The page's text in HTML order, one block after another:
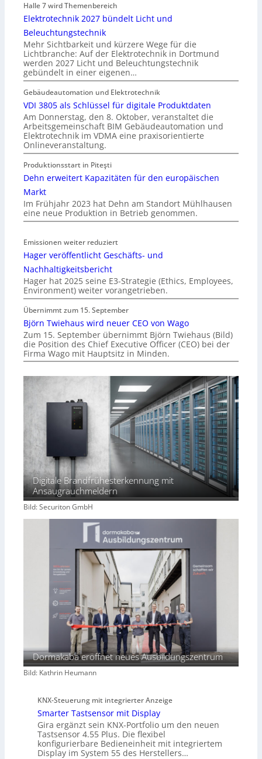
Halle 7 wird Themenbereich
Elektrotechnik 2027 bündelt Licht und
Beleuchtungstechnik
Mehr Sichtbarkeit und kürzere Wege für die
Lichtbranche: Auf der Elektrotechnik in Dortmund
werden 2027 Licht und Beleuchtungstechnik
gebündelt in einer eigenen…
Gebäudeautomation und Elektrotechnik
VDI 3805 als Schlüssel für digitale Produktdaten
Am Donnerstag, den 8. Oktober, veranstaltet die
Arbeitsgemeinschaft BIM Gebäudeautomation und
Elektrotechnik im VDMA eine praxisorientierte
Onlineveranstaltung.
Produktionsstart in Piteşti
Dehn erweitert Kapazitäten für den europäischen
Markt
Im Frühjahr 2023 hat Dehn am Standort Mühlhausen
eine neue Produktion in Betrieb genommen.
Emissionen weiter reduziert
Hager veröffentlicht Geschäfts- und
Nachhaltigkeitsbericht
Hager hat 2025 seine E3-Strategie (Ethics, Employees,
Environment) weiter vorangetrieben.
Übernimmt zum 15. September
Björn Twiehaus wird neuer CEO von Wago
Zum 15. September übernimmt Björn Twiehaus (Bild)
die Position des Chief Executive Officer (CEO) bei der
Firma Wago mit Hauptsitz in Minden.
Digitale Brandfrühesterkennung mit
Ansaugrauchmeldern
Bild: Securiton GmbH
Dormakaba eröffnet neues Ausbildungszentrum
Bild: Kathrin Heumann
KNX-Steuerung mit integrierter Anzeige
Smarter Tastsensor mit Display
Gira ergänzt sein KNX-Portfolio um den neuen
Tastsensor 4.55 Plus. Die flexibel
konfigurierbare Bedieneinheit mit integriertem
Display im System 55 des Herstellers…